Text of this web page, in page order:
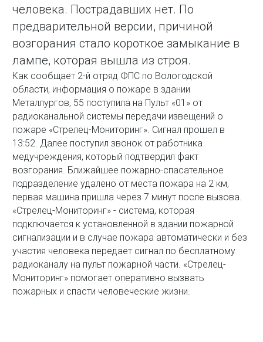
человека. Пострадавших нет. По
предварительной версии, причиной
возгорания стало короткое замыкание в
лампе, которая вышла из строя.
Как сообщает 2-й отряд ФПС по Вологодской
области, информация о пожаре в здании
Металлургов, 55 поступила на Пульт «01» от
радиоканальной системы передачи извещений о
пожаре «Стрелец-Мониторинг». Сигнал прошел в
13:52. Далее поступил звонок от работника
медучреждения, который подтвердил факт
возгорания. Ближайшее пожарно-спасательное
подразделение удалено от места пожара на 2 км,
первая машина пришла через 7 минут после вызова.
«Стрелец-Мониторинг» - система, которая
подключается к установленной в здании пожарной
сигнализации и в случае пожара автоматически и без
участия человека передает сигнал по бесплатному
радиоканалу на пульт пожарной части. «Стрелец-
Мониторинг» помогает оперативно вызвать
пожарных и спасти человеческие жизни.